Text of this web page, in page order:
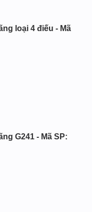
loại 4 điếu - Mã
G241 - Mã SP: